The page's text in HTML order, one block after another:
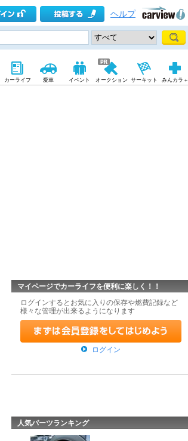
ヘルプ
カーライフ 愛車 イベント オークション サーキット みんカラ＋
マイページでカーライフを便利に楽しく！！
ログインするとお気に入りの保存や燃費記録など
様々な管理が出来るようになります
ログイン
人気パーツランキング